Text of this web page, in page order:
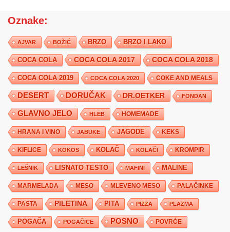
Oznake:
AJVAR BOŽIĆ BRZO BRZO I LAKO
COCA COLA COCA COLA 2017 COCA COLA 2018
COCA COLA 2019 COCA COLA 2020 COKE AND MEALS
DESERT DORUČAK DR.OETKER FONDAN
GLAVNO JELO HLEB HOMEMADE
HRANA I VINO JABUKE JAGODE KEKS
KIFLICE KOKOS KOLAČ KOLAČI KROMPIR
LEŠNIK LISNATO TESTO MAFINI MALINE
MARMELADA MESO MLEVENO MESO PALAČINKE
PASTA PILETINA PITA PIZZA PLAZMA
POGAČA POGAČICE POSNO POVRĆE